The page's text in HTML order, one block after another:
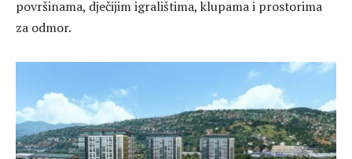
površinama, dječijim igralištima, klupama i prostorima
za odmor.